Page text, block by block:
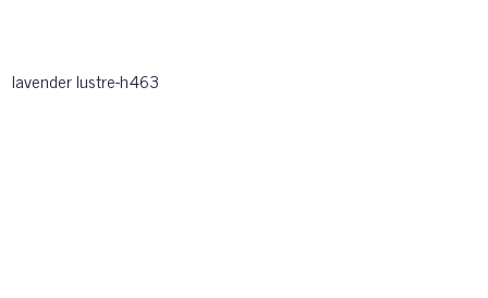
lavender lustre-h463